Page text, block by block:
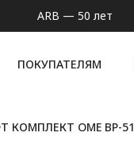
ARB — 50 лет
ПОКУПАТЕЛЯМ
КОМПЛЕКТ OME BP-51